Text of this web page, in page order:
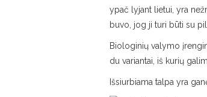
ypač lyjant lietui, yra
buvo, jog ji turi būti su
Biologinių valymo
du variantai, iš kurių
Išsiurbiama talpa yra